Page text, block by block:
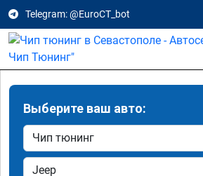
Telegram: @EuroCT_bot
Выберите ваш авто: